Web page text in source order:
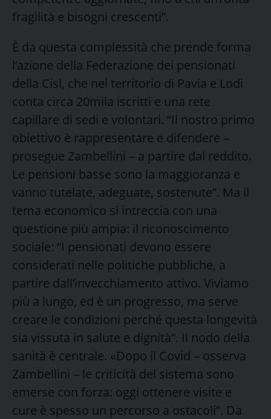
fragilità e bisogni crescenti”.
È da questa complessità che prende forma
l’azione della Federazione dei pensionati
della Cisl, che nel territorio di Pavia e Lodi
conta circa 20mila iscritti e una rete
capillare di sedi e volontari. “Il nostro primo
obiettivo è rappresentare e difendere –
prosegue Zambellini – a partire dal reddito.
Le pensioni basse sono la maggioranza e
vanno tutelate, adeguate, sostenute”. Ma il
tema economico si intreccia con una
questione più ampia: il riconoscimento
sociale: “I pensionati devono essere
considerati nelle politiche pubbliche, a
partire dall’invecchiamento attivo. Viviamo
più a lungo, ed è un progresso, ma serve
creare le condizioni perché questa longevità
sia vissuta in salute e dignità”. Il nodo della
sanità è centrale. «Dopo il Covid – osserva
Zambellini – le criticità del sistema sono
emerse con forza: oggi ottenere visite e
cure è spesso un percorso a ostacoli”. Da